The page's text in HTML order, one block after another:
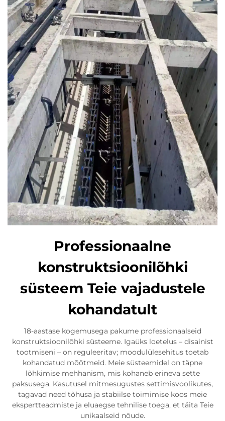
Professionaalne
konstruktsioonilõhki
süsteem Teie vajadustele
kohandatult
18-aastase kogemusega pakume professionaalseid
konstruktsioonilõhki süsteeme. Igaüks loetelus – disainist
tootmiseni – on reguleeritav; moodulülesehitus toetab
kohandatud mõõtmeid. Meie süsteemidel on täpne
lõhkimise mehhanism, mis kohaneb erineva sette
paksusega. Kasutusel mitmesugustes settimisvoolikutes,
tagavad need tõhusa ja stabiilse toimimise koos meie
ekspertteadmiste ja eluaegse tehnilise toega, et täita Teie
unikaalseid nõude.